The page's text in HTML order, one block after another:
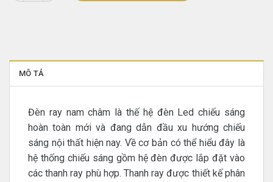
MÔ TẢ
Đèn ray nam châm là thế hệ đèn Led chiếu sáng
hoàn toàn mới và đang dẫn đầu xu hướng chiếu
sáng nội thất hiện nay. Về cơ bản có thể hiểu đây là
hệ thống chiếu sáng gồm hệ đèn được lắp đặt vào
các thanh ray phù hợp. Thanh ray được thiết kế phân